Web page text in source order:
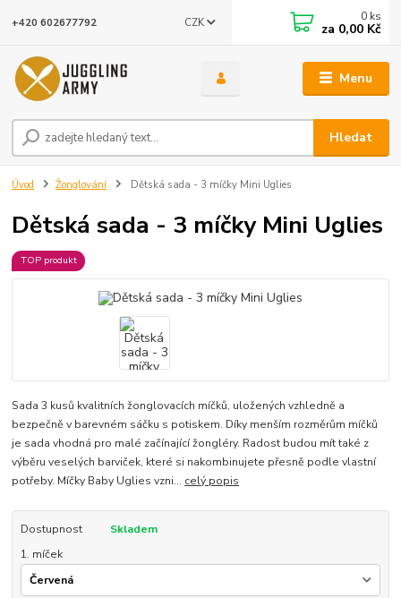
Menu
CZK
Hledat
+420 602677792 0 ks
za 0,00 Kč
Úvod Žonglování Dětská sada - 3 míčky Mini Uglies
Dětská sada - 3 míčky Mini Uglies
TOP produkt
Sada 3 kusů kvalitních žonglovacích míčků, uložených vzhledně a
bezpečně v barevném sáčku s potiskem. Díky menším rozměrům míčků
je sada vhodná pro malé začínající žongléry. Radost budou mít také z
výběru veselých barviček, které si nakombinujete přesně podle vlastní
potřeby. Míčky Baby Uglies vzni... celý popis
Dostupnost
Skladem
1. míček